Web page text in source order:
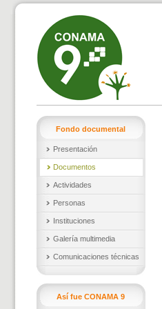
Fondo documental
Presentación
Documentos
Actividades
Personas
Instituciones
Galería multimedia
Comunicaciones técnicas
Así fue CONAMA 9